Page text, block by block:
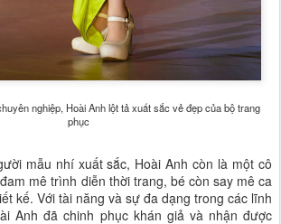
nghiệp, Hoài Anh lột tả xuất sắc vẻ đẹp của bộ trang
phục
mẫu nhí xuất sắc, Hoài Anh còn là một cô
mê trình diễn thời trang, bé còn say mê ca
kế. Với tài năng và sự đa dạng trong các lĩnh
Anh đã chinh phục khán giả và nhận được